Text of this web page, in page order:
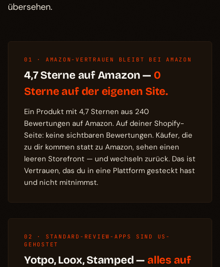
übersehen.
01 · AMAZON-VERTRAUEN BLEIBT BEI AMAZON
4,7 Sterne auf Amazon — 0
Sterne auf der eigenen Site.
Ein Produkt mit 4,7 Sternen aus 240
Bewertungen auf Amazon. Auf deiner Shopify-
Seite: keine sichtbaren Bewertungen. Käufer, die
zu dir kommen statt zu Amazon, sehen einen
leeren Storefront — und wechseln zurück. Das ist
Vertrauen, das du in eine Plattform gesteckt hast
und nicht mitnimmst.
02 · STANDARD-REVIEW-APPS SIND US-
GEHOSTET
Yotpo, Loox, Stamped — alles auf